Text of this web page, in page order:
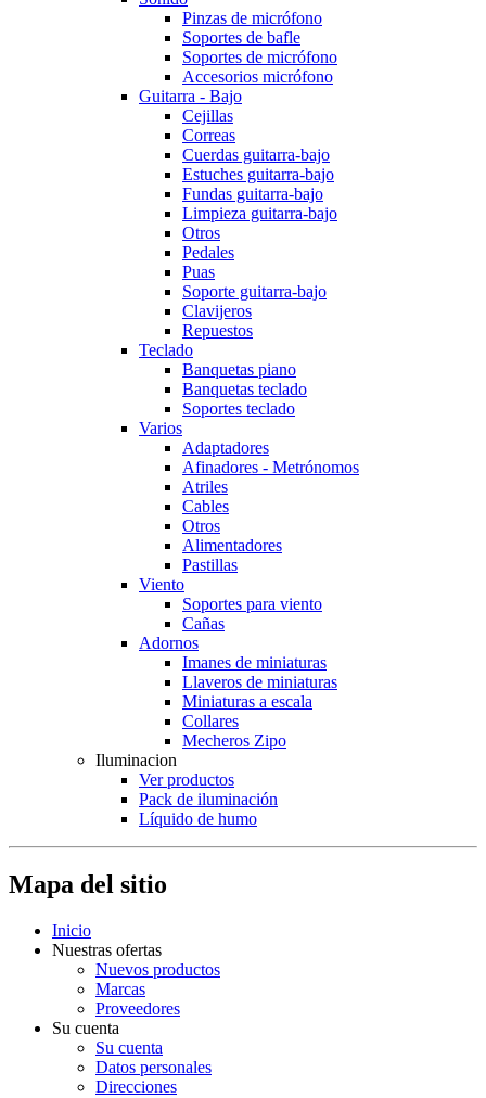
Pinzas de micrófono
Soportes de bafle
Soportes de micrófono
Accesorios micrófono
Guitarra - Bajo
Cejillas
Correas
Cuerdas guitarra-bajo
Estuches guitarra-bajo
Fundas guitarra-bajo
Limpieza guitarra-bajo
Otros
Pedales
Puas
Soporte guitarra-bajo
Clavijeros
Repuestos
Teclado
Banquetas piano
Banquetas teclado
Soportes teclado
Varios
Adaptadores
Afinadores - Metrónomos
Atriles
Cables
Otros
Alimentadores
Pastillas
Viento
Soportes para viento
Cañas
Adornos
Imanes de miniaturas
Llaveros de miniaturas
Miniaturas a escala
Collares
Mecheros Zipo
Iluminacion
Ver productos
Pack de iluminación
Líquido de humo
Mapa del sitio
Inicio
Nuestras ofertas
Nuevos productos
Marcas
Proveedores
Su cuenta
Su cuenta
Datos personales
Direcciones